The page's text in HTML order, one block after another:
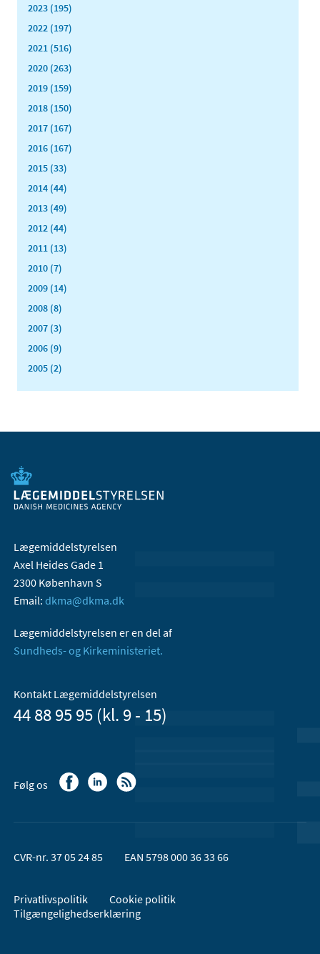
2023 (195)
2022 (197)
2021 (516)
2020 (263)
2019 (159)
2018 (150)
2017 (167)
2016 (167)
2015 (33)
2014 (44)
2013 (49)
2012 (44)
2011 (13)
2010 (7)
2009 (14)
2008 (8)
2007 (3)
2006 (9)
2005 (2)
Lægemiddelstyrelsen
Axel Heides Gade 1
2300 København S
Email: dkma@dkma.dk
Lægemiddelstyrelsen er en del af
Sundheds- og Kirkeministeriet.
Kontakt Lægemiddelstyrelsen
44 88 95 95 (kl. 9 - 15)
Følg os
CVR-nr. 37 05 24 85 EAN 5798 000 36 33 66
Privatlivspolitik
Cookie politik
Tilgængelighedserklæring